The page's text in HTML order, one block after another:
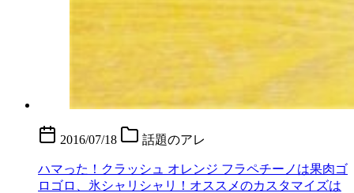
2016/07/18 話題のアレ
ハマった！クラッシュ オレンジ フラペチーノは果肉ゴ
ロゴロ、氷シャリシャリ！オススメのカスタマイズは